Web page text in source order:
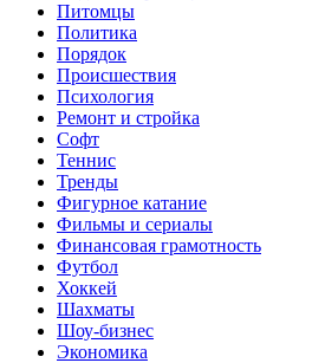
Питомцы
Политика
Порядок
Происшествия
Психология
Ремонт и стройка
Софт
Теннис
Тренды
Фигурное катание
Фильмы и сериалы
Финансовая грамотность
Футбол
Хоккей
Шахматы
Шоу-бизнес
Экономика